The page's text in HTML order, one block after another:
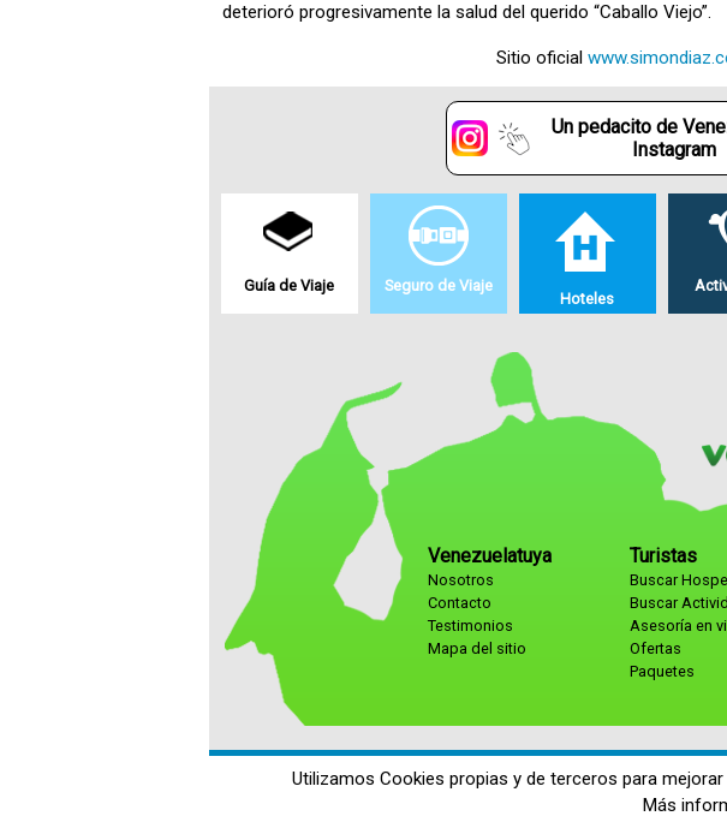
deterioró progresivamente la salud del querido “Caballo Viejo”.
Sitio oficial
Un pedacito de
Instagram
Guía de Viaje Seguro de Viaje
Hoteles
Venezuelatuya
Nosotros
Contacto
Testimonios
Mapa del sitio
Turistas
Buscar
Buscar
Asesoría en
Ofertas
Paquetes
Utilizamos Cookies propias y de terceros para
Más